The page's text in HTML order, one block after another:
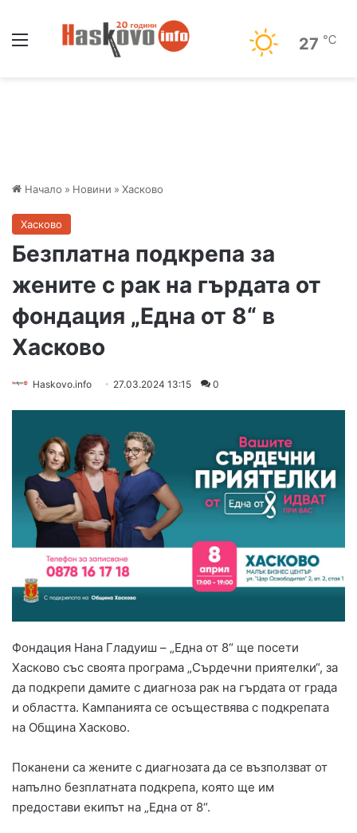
27 ℃
Начало » Новини » Хасково
Хасково
Безплатна подкрепа за
жените с рак на гърдата от
фондация „Една от 8“ в
Хасково
Haskovo.info 27.03.2024 13:15 0
Фондация Нана Гладуиш – „Една от 8“ ще посети
Хасково със своята програма „Сърдечни приятелки“, за
да подкрепи дамите с диагноза рак на гърдата от града
и областта. Кампанията се осъществява с подкрепата
на Община Хасково.
Поканени са жените с диагнозата да се възползват от
напълно безплатната подкрепа, която ще им
предостави екипът на „Една от 8“.